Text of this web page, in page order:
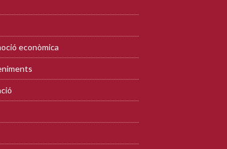
econòmica